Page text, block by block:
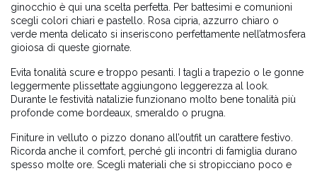
ginocchio è qui una scelta perfetta. Per battesimi e comunioni
scegli colori chiari e pastello. Rosa cipria, azzurro chiaro o
verde menta delicato si inseriscono perfettamente nell’atmosfera
gioiosa di queste giornate.
Evita tonalità scure e troppo pesanti. I tagli a trapezio o le gonne
leggermente plissettate aggiungono leggerezza al look.
Durante le festività natalizie funzionano molto bene tonalità più
profonde come bordeaux, smeraldo o prugna.
Finiture in velluto o pizzo donano all’outfit un carattere festivo.
Ricorda anche il comfort, perché gli incontri di famiglia durano
spesso molte ore. Scegli materiali che si stropicciano poco e